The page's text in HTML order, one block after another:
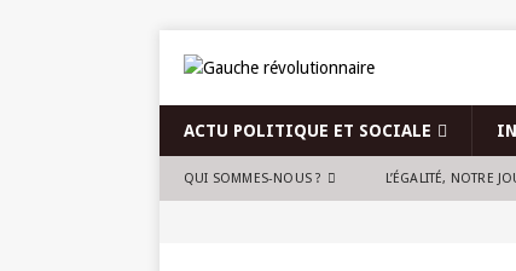
ACTU POLITIQUE ET SOCIALE
QUI SOMMES-NOUS ? L’ÉGALITÉ, NOTRE